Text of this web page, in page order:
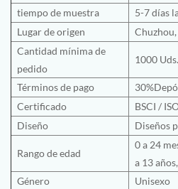
tiempo de muestra
5-7 días
Lugar de origen
Cantidad mínima de
pedido
1000 Uds.
Términos de pago
Certificado
BSCI /
Diseño
Diseños
Rango de edad
0 a 24
a 13
Género
Unisexo